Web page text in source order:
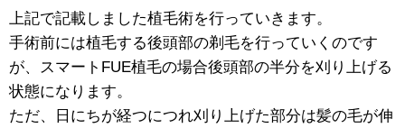
上記で記載しました植毛術を行っていきます。
手術前には植毛する後頭部の剃毛を行っていくのです
が、スマートFUE植毛の場合後頭部の半分を刈り上げる
状態になります。
ただ、日にちが経つにつれ刈り上げた部分は髪の毛が伸